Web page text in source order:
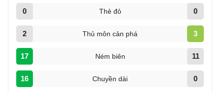
0 Thẻ đỏ 0
2 Thủ môn cản phá 3
17 Ném biên 11
16 Chuyền dài 0